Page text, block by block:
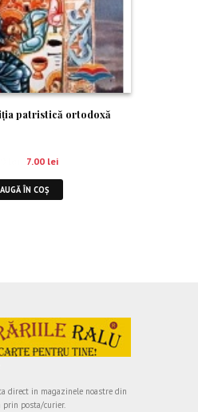
patristică ortodoxă
7.00 lei
ÎN COȘ
direct in magazinele noastre din
prin posta/curier.